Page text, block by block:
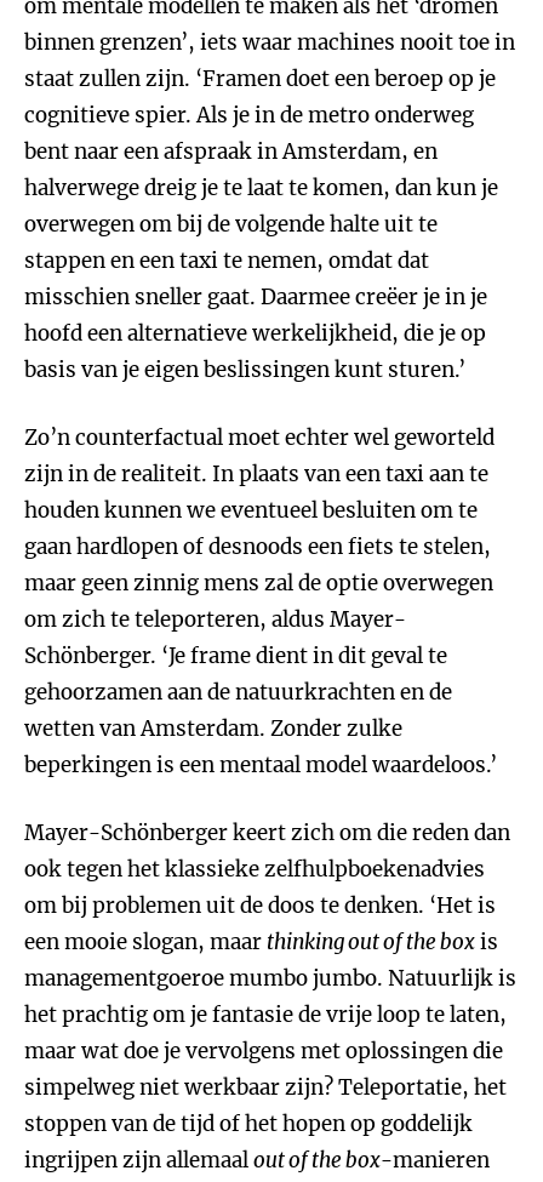
om mentale modellen te maken als het ‘dromen
binnen grenzen’, iets waar machines nooit toe in
staat zullen zijn. ‘Framen doet een beroep op je
cognitieve spier. Als je in de metro onderweg
bent naar een afspraak in Amsterdam, en
halverwege dreig je te laat te komen, dan kun je
overwegen om bij de volgende halte uit te
stappen en een taxi te nemen, omdat dat
misschien sneller gaat. Daarmee creëer je in je
hoofd een alternatieve werkelijkheid, die je op
basis van je eigen beslissingen kunt sturen.’
Zo’n counterfactual moet echter wel geworteld
zijn in de realiteit. In plaats van een taxi aan te
houden kunnen we eventueel besluiten om te
gaan hardlopen of desnoods een fiets te stelen,
maar geen zinnig mens zal de optie overwegen
om zich te teleporteren, aldus Mayer-
Schönberger. ‘Je frame dient in dit geval te
gehoorzamen aan de natuurkrachten en de
wetten van Amsterdam. Zonder zulke
beperkingen is een mentaal model waardeloos.’
Mayer-Schönberger keert zich om die reden dan
ook tegen het klassieke zelfhulpboekenadvies
om bij problemen uit de doos te denken. ‘Het is
een mooie slogan, maar thinking out of the boxis
managementgoeroe mumbo jumbo. Natuurlijk is
het prachtig om je fantasie de vrije loop te laten,
maar wat doe je vervolgens met oplossingen die
simpelweg niet werkbaar zijn? Teleportatie, het
stoppen van de tijd of het hopen op goddelijk
ingrijpen zijn allemaalout of the box-manieren